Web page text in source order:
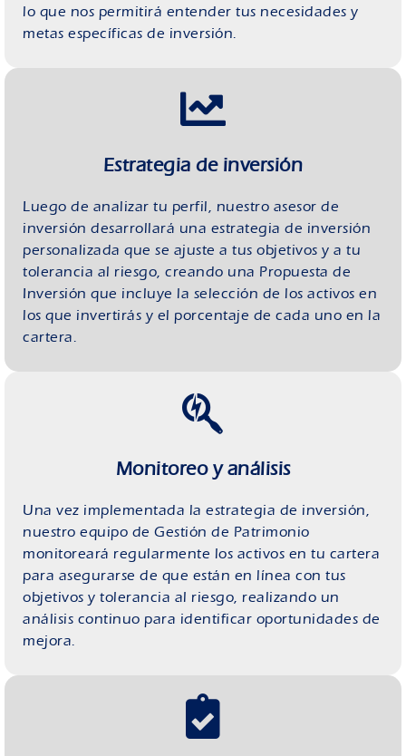
lo que nos permitirá entender tus necesidades y
metas específicas de inversión.
Estrategia de inversión
Luego de analizar tu perfil, nuestro asesor de
inversión desarrollará una estrategia de inversión
personalizada que se ajuste a tus objetivos y a tu
tolerancia al riesgo, creando una Propuesta de
Inversión que incluye la selección de los activos en
los que invertirás y el porcentaje de cada uno en la
cartera.
Monitoreo y análisis
Una vez implementada la estrategia de inversión,
nuestro equipo de Gestión de Patrimonio
monitoreará regularmente los activos en tu cartera
para asegurarse de que están en línea con tus
objetivos y tolerancia al riesgo, realizando un
análisis continuo para identificar oportunidades de
mejora.